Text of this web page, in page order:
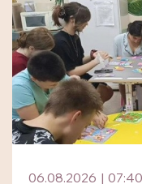
06.08.2026 | 07:40